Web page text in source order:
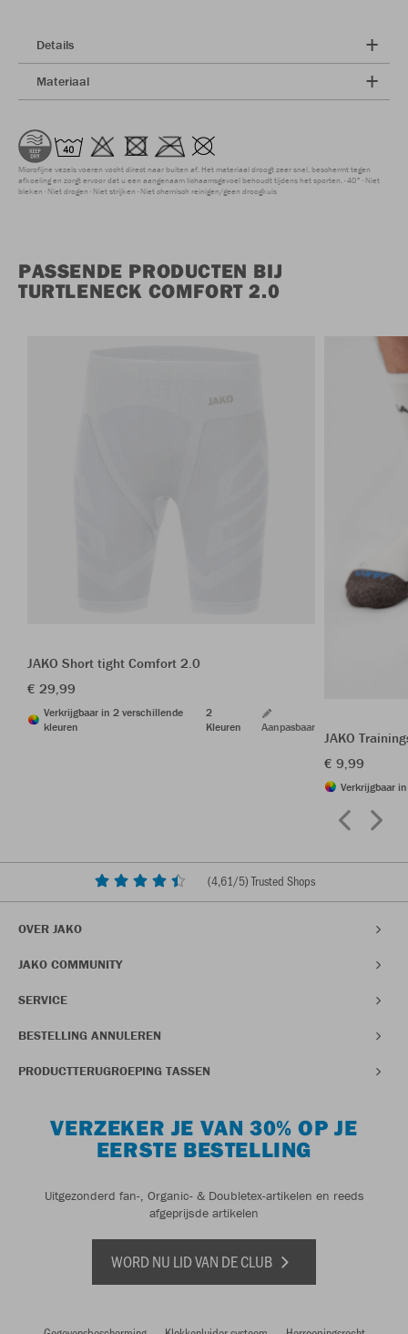
Details
Materiaal
Microfijne vezels voeren vocht direct naar buiten af. Het materiaal droogt zeer snel, beschermt tegen
afkoeling en zorgt ervoor dat u een aangenaam lichaamsgevoel behoudt tijdens het sporten. 40° Niet
bleken Niet drogen Niet strijken Niet chemisch reinigen/geen droogkuis
PASSENDE PRODUCTEN BIJ
TURTLENECK COMFORT 2.0
JAKO Short tight Comfort 2.0
€ 29,99
Verkrijgbaar in 2 verschillende
kleuren
2
Kleuren
Aanpasbaar
JAKO
€ 9,99
Verkrijgbaar
(4,61/5) Trusted Shops
OVER JAKO
JAKO COMMUNITY
SERVICE
BESTELLING ANNULEREN
PRODUCTTERUGROEPING TASSEN
VERZEKER JE VAN 30% OP JE
EERSTE BESTELLING
Uitgezonderd fan-, Organic- & Doubletex-artikelen en reeds
afgeprijsde artikelen
WORD NU LID VAN DE CLUB